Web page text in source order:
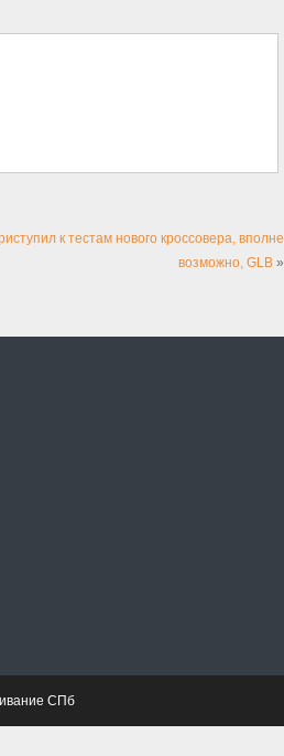
к тестам нового кроссовера, вполне
возможно, GLB »
СПб